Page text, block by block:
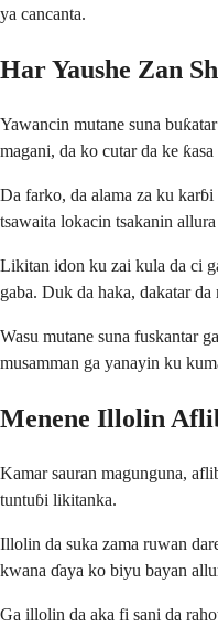
ya cancanta.
Har Yaushe Zan
Yawancin mutane suna
magani, da ko cutar da ke ƙasa
Da farko, da alama za ku
tsawaita lokacin tsakanin
Likitan idon ku zai kula da ci
gaba. Duk da haka, dakatar da
Wasu mutane suna fuskantar
musamman ga yanayin ku
Menene Illolin
Kamar sauran magunguna,
tuntuɓi likitanka.
Illolin da suka zama ruwan
kwana ɗaya ko biyu bayan
Ga illolin da aka fi sani da